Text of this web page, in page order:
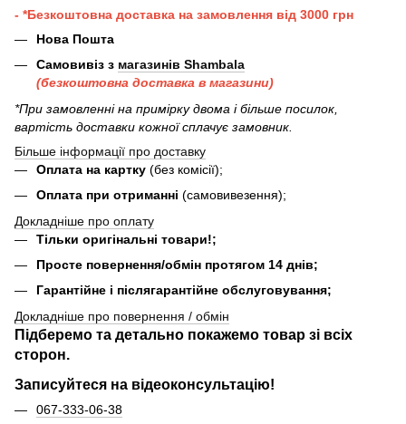
- *Безкоштовна доставка на замовлення від 3000 грн
Нова Пошта
Самовивіз з магазинів Shambala
(безкоштовна доставка в магазини)
*При замовленні на примірку двома і більше посилок,
вартість доставки кожної сплачує замовник.
Більше інформації про доставку
Оплата на картку (без комісії);
Оплата при отриманні (самовивезення);
Докладніше про оплату
Тільки оригінальні товари!;
Просте повернення/обмін протягом 14 днів;
Гарантійне і післягарантійне обслуговування;
Докладніше про повернення / обмін
Підберемо та детально покажемо товар зі всіх
сторон.
Записуйтеся на відеоконсультацію!
067-333-06-38